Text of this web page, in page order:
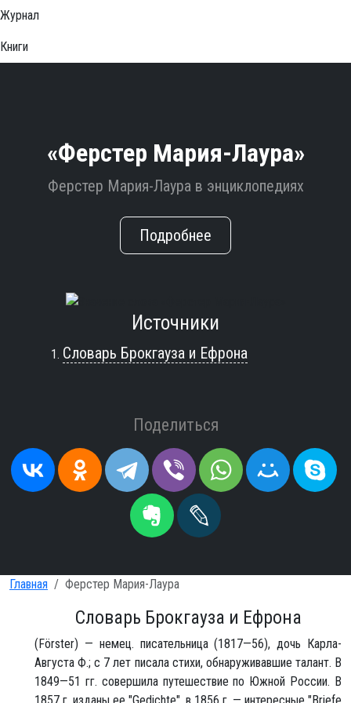
Журнал
Книги
«Ферстер Мария-Лаура»
Ферстер Мария-Лаура в энциклопедиях
Подробнее
Источники
Словарь Брокгауза и Ефрона
Поделиться
Главная Ферстер Мария-Лаура
Словарь Брокгауза и Ефрона
(Förster) — немец. писательница (1817—56), дочь Карла-
Августа Ф.; с 7 лет писала стихи, обнаруживавшие талант. В
1849—51 гг. совершила путешествие по Южной России. В